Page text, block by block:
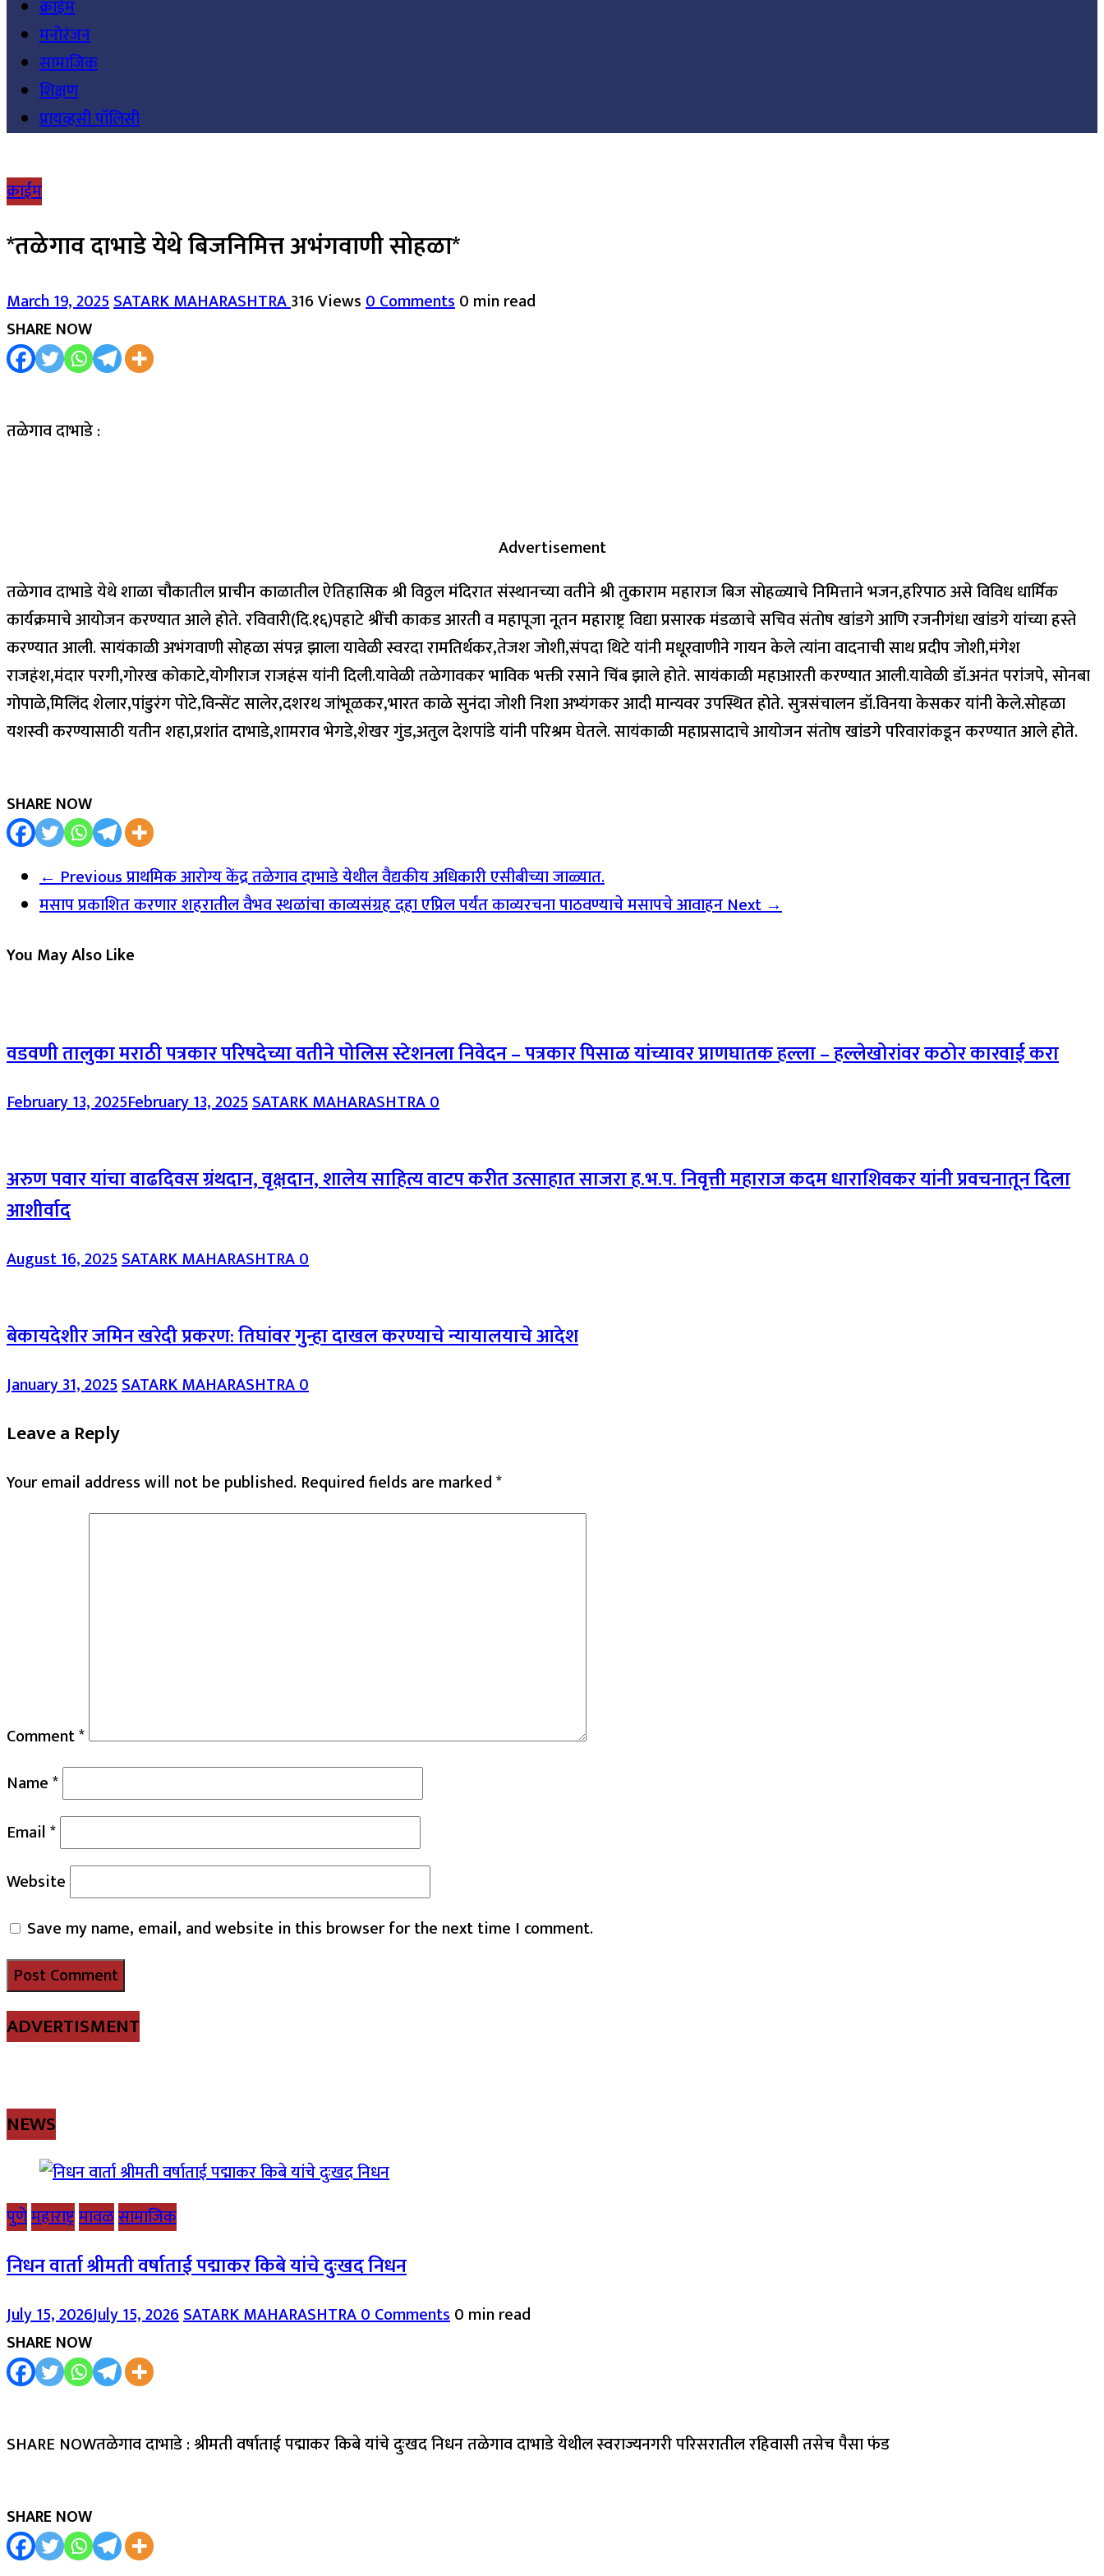
क्राईम
मनोरंजन
सामाजिक
शिक्षण
प्रायव्हसी पॉलिसी
क्राईम
*तळेगाव दाभाडे येथे बिजनिमित्त अभंगवाणी सोहळा*
March 19, 2025SATARK MAHARASHTRA316 Views0 Comments0 min read
SHARE NOW
तळेगाव दाभाडे :
Advertisement
तळेगाव दाभाडे येथे शाळा चौकातील प्राचीन काळातील ऐतिहासिक श्री विठ्ठल मंदिरात संस्थानच्या वतीने श्री तुकाराम महाराज बिज सोहळ्याचे निमित्ताने भजन,हरिपाठ असे विविध धार्मिक
कार्यक्रमाचे आयोजन करण्यात आले होते. रविवारी(दि.१६)पहाटे श्रींची काकड आरती व महापूजा नूतन महाराष्ट्र विद्या प्रसारक मंडळाचे सचिव संतोष खांडगे आणि रजनीगंधा खांडगे यांच्या हस्ते
करण्यात आली. सायंकाळी अभंगवाणी सोहळा संपन्न झाला यावेळी स्वरदा रामतिर्थकर,तेजश जोशी,संपदा थिटे यांनी मधूरवाणीने गायन केले त्यांना वादनाची साथ प्रदीप जोशी,मंगेश
राजहंश,मंदार परगी,गोरख कोकाटे,योगीराज राजहंस यांनी दिली.यावेळी तळेगावकर भाविक भक्ती रसाने चिंब झाले होते. सायंकाळी महाआरती करण्यात आली.यावेळी डॉ.अनंत परांजपे, सोनबा
गोपाळे,मिलिंद शेलार,पांडुरंग पोटे,विन्सेंट सालेर,दशरथ जांभूळकर,भारत काळे सुनंदा जोशी निशा अभ्यंगकर आदी मान्यवर उपस्थित होते. सुत्रसंचालन डॉ.विनया केसकर यांनी केले.सोहळा
यशस्वी करण्यासाठी यतीन शहा,प्रशांत दाभाडे,शामराव भेगडे,शेखर गुंड,अतुल देशपांडे यांनी परिश्रम घेतले. सायंकाळी महाप्रसादाचे आयोजन संतोष खांडगे परिवारांकडून करण्यात आले होते.
SHARE NOW
← Previousप्राथमिक आरोग्य केंद्र तळेगाव दाभाडे येथील वैद्यकीय अधिकारी एसीबीच्या जाळ्यात.
मसाप प्रकाशित करणार शहरातील वैभव स्थळांचा काव्यसंग्रह दहा एप्रिल पर्यंत काव्यरचना पाठवण्याचे मसापचे आवाहनNext →
You May Also Like
वडवणी तालुका मराठी पत्रकार परिषदेच्या वतीने पोलिस स्टेशनला निवेदन – पत्रकार पिसाळ यांच्यावर प्राणघातक हल्ला – हल्लेखोरांवर कठोर कारवाई करा
February 13, 2025February 13, 2025SATARK MAHARASHTRA0
अरुण पवार यांचा वाढदिवस ग्रंथदान, वृक्षदान, शालेय साहित्य वाटप करीत उत्साहात साजरा ह.भ.प. निवृत्ती महाराज कदम धाराशिवकर यांनी प्रवचनातून दिला
आशीर्वाद
August 16, 2025SATARK MAHARASHTRA0
बेकायदेशीर जमिन खरेदी प्रकरण: तिघांवर गुन्हा दाखल करण्याचे न्यायालयाचे आदेश
January 31, 2025SATARK MAHARASHTRA0
Leave a Reply
Your email address will not be published. Required fields are marked*
Comment*
Name*
Email*
Website
Save my name, email, and website in this browser for the next time I comment.
ADVERTISMENT
NEWS
पुणेमहाराष्ट्रमावळसामाजिक
निधन वार्ता श्रीमती वर्षाताई पद्माकर किबे यांचे दुःखद निधन
July 15, 2026July 15, 2026SATARK MAHARASHTRA0 Comments0 min read
SHARE NOW
SHARE NOWतळेगाव दाभाडे : श्रीमती वर्षाताई पद्माकर किबे यांचे दुःखद निधन तळेगाव दाभाडे येथील स्वराज्यनगरी परिसरातील रहिवासी तसेच पैसा फंड
SHARE NOW